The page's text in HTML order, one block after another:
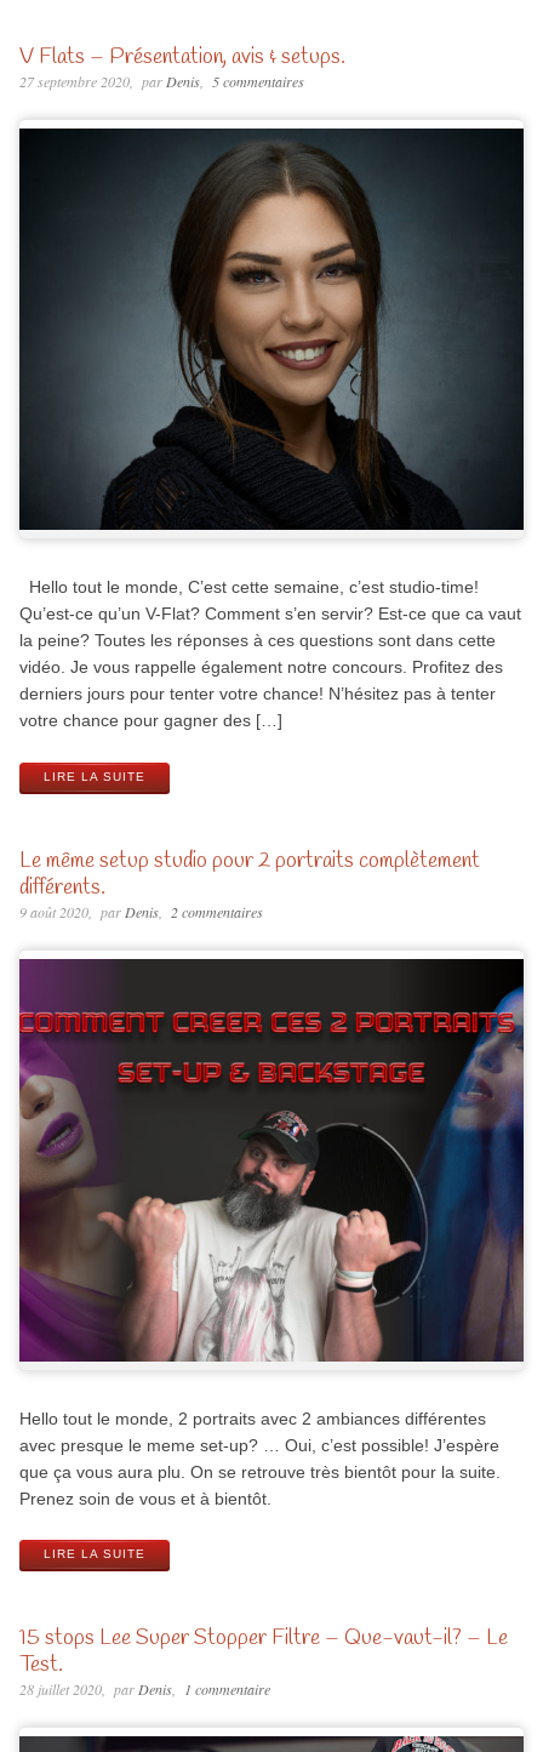
V Flats – Présentation, avis & setups.
27 septembre 2020 par Denis 5 commentaires
Hello tout le monde, C’est cette semaine, c’est studio-time!
Qu’est-ce qu’un V-Flat? Comment s’en servir? Est-ce que ca vaut
la peine? Toutes les réponses à ces questions sont dans cette
vidéo. Je vous rappelle également notre concours. Profitez des
derniers jours pour tenter votre chance! N’hésitez pas à tenter
votre chance pour gagner des […]
LIRE LA SUITE
Le même setup studio pour 2 portraits complètement
différents.
9 août 2020 par Denis 2 commentaires
Hello tout le monde, 2 portraits avec 2 ambiances différentes
avec presque le meme set-up? … Oui, c’est possible! J’espère
que ça vous aura plu. On se retrouve très bientôt pour la suite.
Prenez soin de vous et à bientôt.
LIRE LA SUITE
15 stops Lee Super Stopper Filtre – Que-vaut-il? – Le
Test.
28 juillet 2020 par Denis 1 commentaire